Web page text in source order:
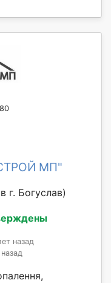
МП"
г. Богуслав)
назад